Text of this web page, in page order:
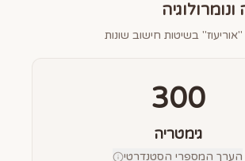
"אוריעוז" בשיטות חישוב שונות
300
גימטריה
הערך המספרי הסטנדרטי